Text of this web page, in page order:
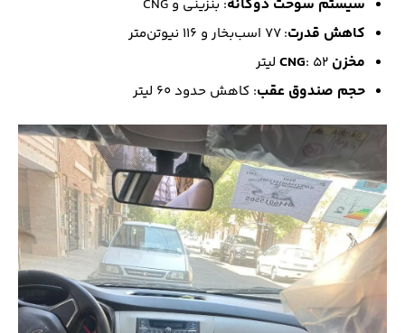
سیستم سوخت دوگانه: بنزینی و CNG
کاهش قدرت: ۷۷ اسب‌بخار و ۱۱۶ نیوتن‌متر
مخزن CNG : ۵۲ لیتر
حجم صندوق عقب: کاهش حدود ۶۰ لیتر